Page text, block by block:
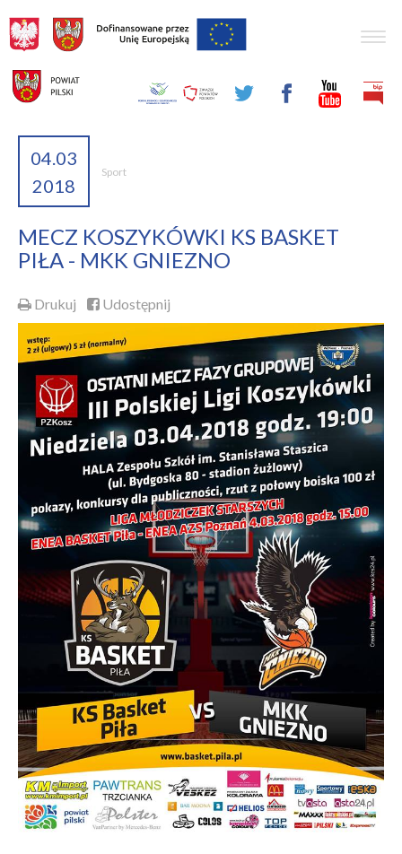
04.03
2018
Sport
MECZ KOSZYKÓWKI KS BASKET
PIŁA - MKK GNIEZNO
Drukuj Udostępnij